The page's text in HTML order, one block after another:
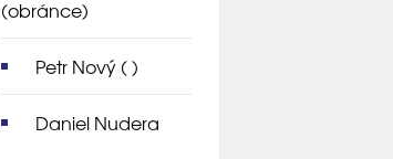
(obránce)
Petr Nový ( )
Daniel Nudera